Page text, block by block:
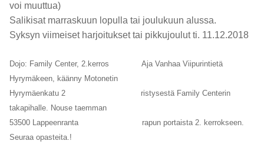
voi muuttua)
Salikisat marraskuun lopulla tai joulukuun alussa.
Syksyn viimeiset harjoitukset tai pikkujoulut ti. 11.12.2018
Dojo: Family Center, 2.kerros Aja Vanhaa Viipurintietä
Hyrymäkeen, käänny Motonetin
Hyrymäenkatu 2 ristysestä Family Centerin
takapihalle. Nouse taemman
53500 Lappeenranta rapun portaista 2. kerrokseen.
Seuraa opasteita.!